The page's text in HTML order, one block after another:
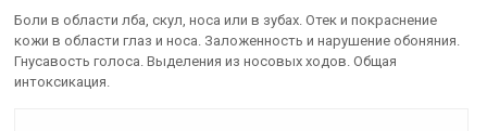
Боли в области лба, скул, носа или в зубах. Отек и покраснение
кожи в области глаз и носа. Заложенность и нарушение обоняния.
Гнусавость голоса. Выделения из носовых ходов. Общая
интоксикация.